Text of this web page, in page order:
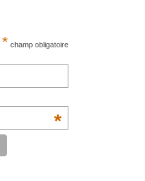
* champ obligatoire
*